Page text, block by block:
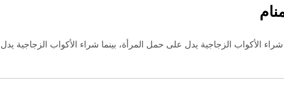
الأكواب الزجاجية يدل على حمل المرأة، بينما شراء الأكواب